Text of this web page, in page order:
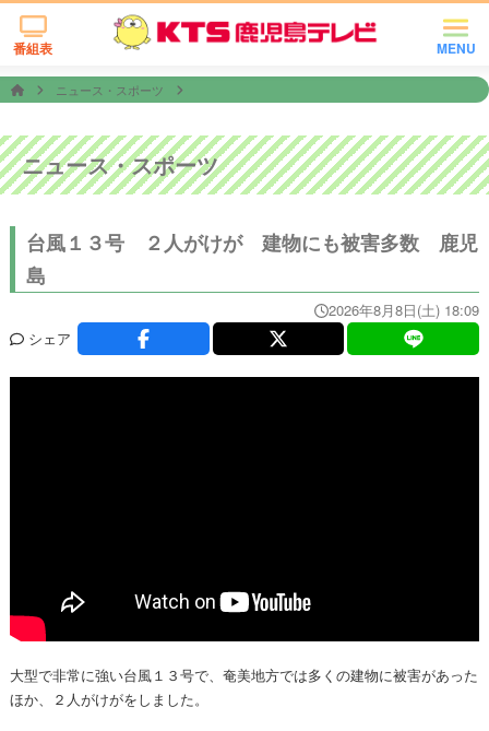
MENU
番組表
ニュース・スポーツ
ニュース・スポーツ
台風１３号 ２人がけが 建物にも被害多数 鹿児
島
2026年8月8日(土) 18:09
シェア
大型で非常に強い台風１３号で、奄美地方では多くの建物に被害があった
ほか、２人がけがをしました。